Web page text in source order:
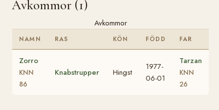
Avkommor (1)
Avkommor
NAMN RAS KÖN FÖDD FAR
Zorro
KNN
86
Knabstrupper Hingst
1977-
06-01
Tarzan
KNN
26